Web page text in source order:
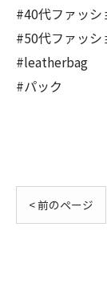
#40代ファッシ
#50代ファッシ
#leatherbag
#パック
< 前のページ